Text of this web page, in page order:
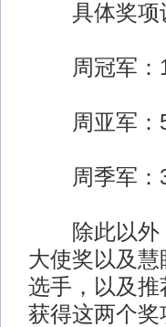
具体奖项
周冠军：
周亚军：
周季军：
除此以外，
大使奖以及
选手，以及
获得这两个